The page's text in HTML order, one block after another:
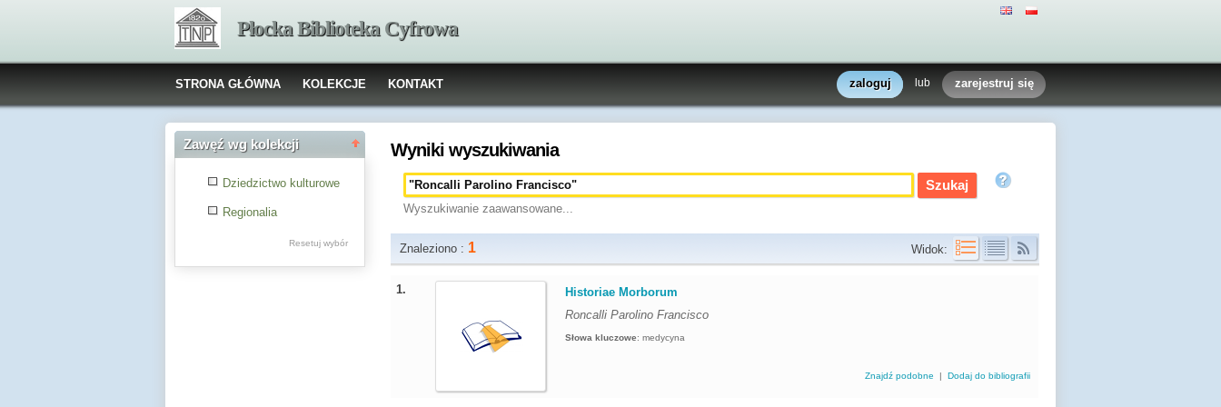
Płocka Biblioteka Cyfrowa
STRONA GŁÓWNA KOLEKCJE KONTAKT zaloguj lub zarejestruj się
Zawęź wg kolekcji
Dziedzictwo kulturowe
Regionalia
Resetuj wybór
Wyniki wyszukiwania
Wyszukiwanie zaawansowane...
Znaleziono : 1 Widok:
1.
Historiae Morborum
Roncalli Parolino Francisco
Słowa kluczowe:medycyna
Znajdź podobne |Dodaj do bibliografii